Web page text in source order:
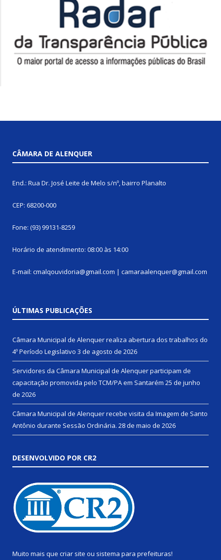
CÂMARA DE ALENQUER
End.: Rua Dr. José Leite de Melo s/nº, bairro Planalto
CEP: 68200-000
Fone: (93) 99131-8259
Horário de atendimento: 08:00 às 14:00
E-mail: cmalqouvidoria@gmail.com | camaraalenquer@gmail.com
ÚLTIMAS PUBLICAÇÕES
Câmara Municipal de Alenquer realiza abertura dos trabalhos do
4º Período Legislativo 3 de agosto de 2026
Servidores da Câmara Municipal de Alenquer participam de
capacitação promovida pelo TCM/PA em Santarém 25 de junho
de 2026
Câmara Municipal de Alenquer recebe visita da Imagem de Santo
Antônio durante Sessão Ordinária. 28 de maio de 2026
DESENVOLVIDO POR CR2
Muito mais que criar site ou sistema para prefeituras!